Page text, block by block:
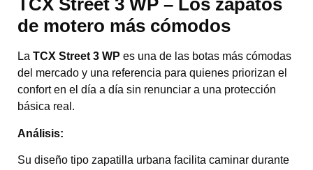
TCX Street 3 WP – Los zapatos
de motero más cómodos
La TCX Street 3 WP es una de las botas más cómodas
del mercado y una referencia para quienes priorizan el
confort en el día a día sin renunciar a una protección
básica real.
Análisis:
Su diseño tipo zapatilla urbana facilita caminar durante